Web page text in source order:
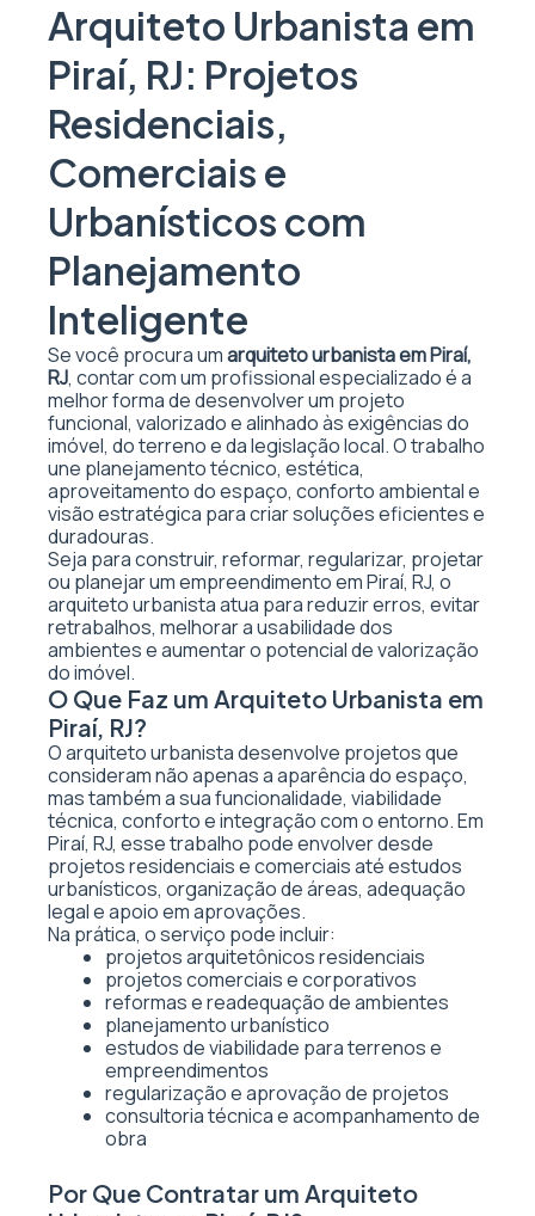
Arquiteto Urbanista em
Piraí, RJ: Projetos
Residenciais,
Comerciais e
Urbanísticos com
Planejamento
Inteligente
Se você procura umarquiteto urbanista em Piraí,
RJ, contar com um profissional especializado é a
melhor forma de desenvolver um projeto
funcional, valorizado e alinhado às exigências do
imóvel, do terreno e da legislação local. O trabalho
une planejamento técnico, estética,
aproveitamento do espaço, conforto ambiental e
visão estratégica para criar soluções eficientes e
duradouras.
Seja para construir, reformar, regularizar, projetar
ou planejar um empreendimento em Piraí, RJ, o
arquiteto urbanista atua para reduzir erros, evitar
retrabalhos, melhorar a usabilidade dos
ambientes e aumentar o potencial de valorização
do imóvel.
O Que Faz um Arquiteto Urbanista em
Piraí, RJ?
O arquiteto urbanista desenvolve projetos que
consideram não apenas a aparência do espaço,
mas também a sua funcionalidade, viabilidade
técnica, conforto e integração com o entorno. Em
Piraí, RJ, esse trabalho pode envolver desde
projetos residenciais e comerciais até estudos
urbanísticos, organização de áreas, adequação
legal e apoio em aprovações.
Na prática, o serviço pode incluir:
projetos arquitetônicos residenciais
projetos comerciais e corporativos
reformas e readequação de ambientes
planejamento urbanístico
estudos de viabilidade para terrenos e
empreendimentos
regularização e aprovação de projetos
consultoria técnica e acompanhamento de
obra
Por Que Contratar um Arquiteto